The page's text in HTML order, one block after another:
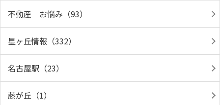
不動産 お悩み（93）
星ヶ丘情報（332）
名古屋駅（23）
藤が丘（1）